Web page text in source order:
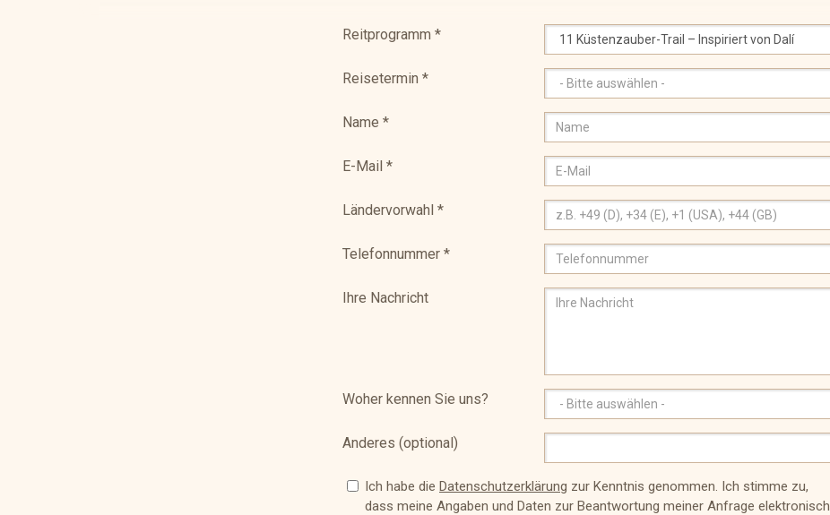
Reitprogramm *
Reisetermin *
Name *
E-Mail *
Ländervorwahl *
Telefonnummer *
Ihre Nachricht
Woher kennen Sie uns?
Anderes (optional)
Ich habe die Datenschutzerklärung zur Kenntnis genommen. Ich stimme zu,
dass meine Angaben und Daten zur Beantwortung meiner Anfrage elektronisch